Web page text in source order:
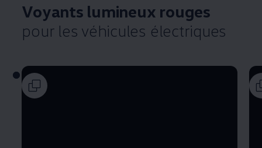
Voyants lumineux rouges
pour les véhicules électriques